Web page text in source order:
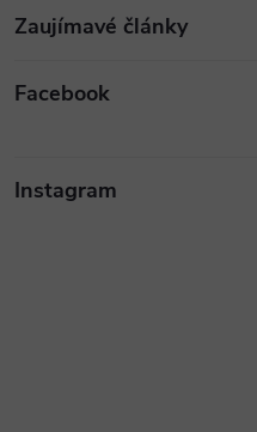
Zaujímavé články
Facebook
Instagram